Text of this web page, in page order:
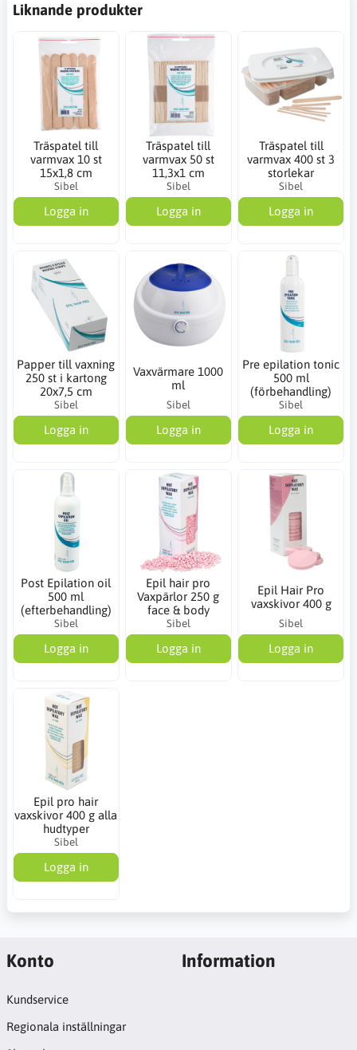
Liknande produkter
Träspatel till
varmvax 10 st
15x1,8 cm
Sibel
Logga in
Träspatel till
varmvax 50 st
11,3x1 cm
Sibel
Logga in
Träspatel till
varmvax 400 st 3
storlekar
Sibel
Logga in
Papper till vaxning
250 st i kartong
20x7,5 cm
Sibel
Logga in
Vaxvärmare 1000
ml
Sibel
Logga in
Pre epilation tonic
500 ml
(förbehandling)
Sibel
Logga in
Post Epilation oil
500 ml
(efterbehandling)
Sibel
Logga in
Epil hair pro
Vaxpärlor 250 g
face & body
Sibel
Logga in
Epil Hair Pro
vaxskivor 400 g
Sibel
Logga in
Epil pro hair
vaxskivor 400 g alla
hudtyper
Sibel
Logga in
Konto
Kundservice
Regionala inställningar
Information